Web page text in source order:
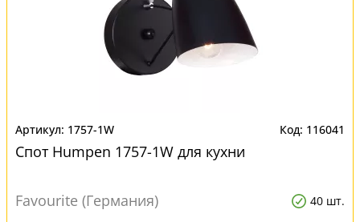
1757-1W 116041
Спот Humpen 1757-1W для кухни
Favourite (Германия) 40 шт.